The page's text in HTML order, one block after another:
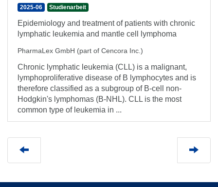
2025-06 Studienarbeit
Epidemiology and treatment of patients with chronic
lymphatic leukemia and mantle cell lymphoma
PharmaLex GmbH (part of Cencora Inc.)
Chronic lymphatic leukemia (CLL) is a malignant,
lymphoproliferative disease of B lymphocytes and is
therefore classified as a subgroup of B-cell non-
Hodgkin's lymphomas (B-NHL). CLL is the most
common type of leukemia in ...